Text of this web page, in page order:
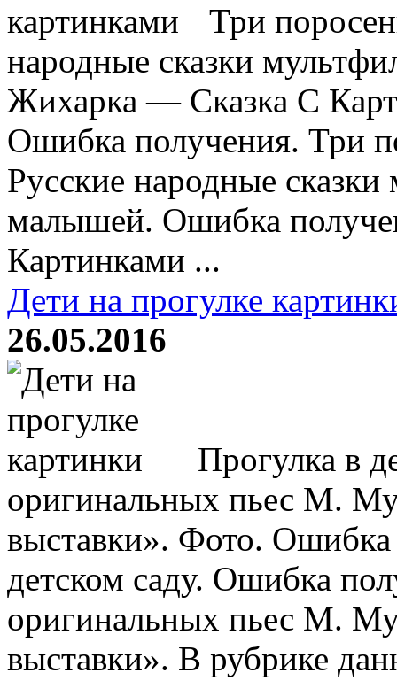
Три
народные сказки
Жихарка — Сказка С
Ошибка получения. Три
Русские народные
малышей. Ошибка
Картинками ...
Дети на прогулке
26.05.2016
Прогулка в
оригинальных пьес М.
выставки». Фото. Ошибка
детском саду. Ошибка
оригинальных пьес М.
выставки». В рубрике